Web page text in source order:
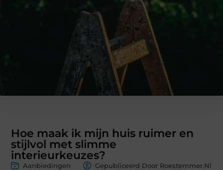
Hoe maak ik mijn huis ruimer en
stijlvol met slimme
interieurkeuzes?
Aanbiedingen Gepubliceerd Door Roestemmer.nl